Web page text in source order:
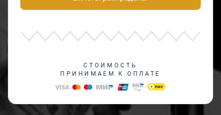
СТОИМОСТЬ
ПРИНИМАЕМ К ОПЛАТЕ